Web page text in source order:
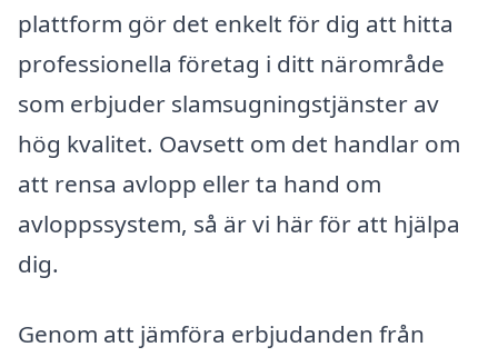
plattform gör det enkelt för dig att hitta
professionella företag i ditt närområde
som erbjuder slamsugningstjänster av
hög kvalitet. Oavsett om det handlar om
att rensa avlopp eller ta hand om
avloppssystem, så är vi här för att hjälpa
dig.
Genom att jämföra erbjudanden från